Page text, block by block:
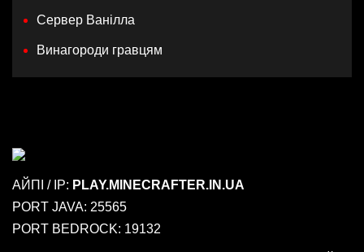
Сервер Ванілла
Винагороди гравцям
АЙПІ / IP: PLAY.MINECRAFTER.IN.UA
PORT JAVA: 25565
PORT BEDROCK: 19132